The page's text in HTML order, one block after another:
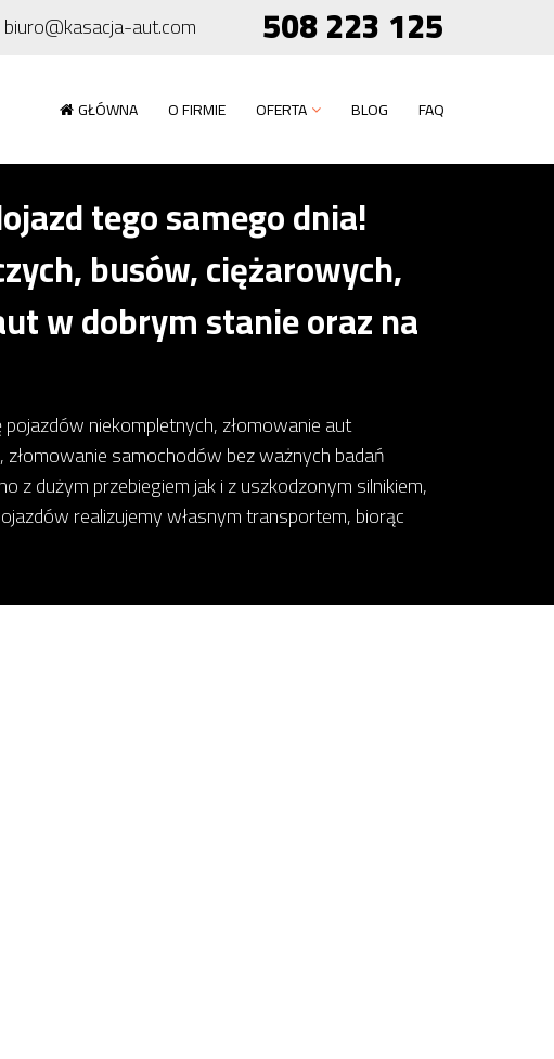
biuro@kasacja-aut.com 508 223 125
GŁÓWNA O FIRMIE OFERTA BLOG FAQ
tego samego dnia!
busów, ciężarowych,
w dobrym stanie oraz na
niekompletnych, złomowanie aut
samochodów bez ważnych badań
dużym przebiegiem jak i z uszkodzonym silnikiem,
realizujemy własnym transportem, biorąc